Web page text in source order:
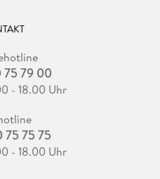
79 00
- 18.00 Uhr
75 75
- 18.00 Uhr